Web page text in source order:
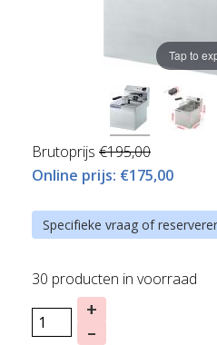
Tap to
Brutoprijs €195,00
Online prijs: €175,00
Specifieke vraag of
30 producten in voorraad
+
–